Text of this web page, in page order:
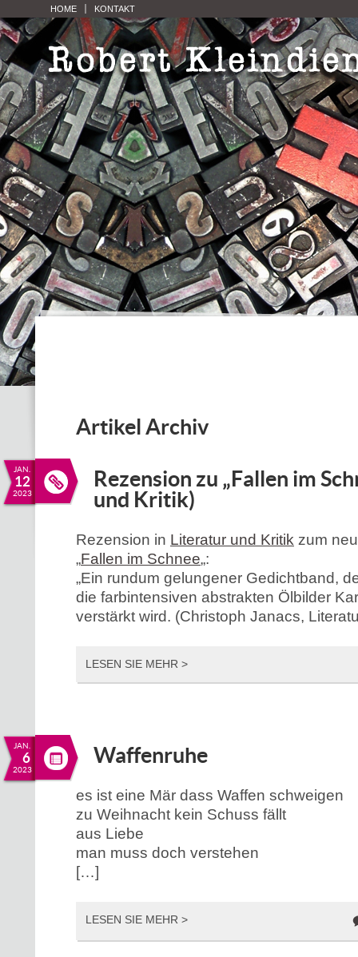
HOME KONTAKT
Artikel Archiv
JAN.
12
2023
Rezension zu „Fallen im
und Kritik)
Rezension in Literatur und Kritik zum
„Fallen im Schnee„:
„Ein rundum gelungener Gedichtband,
die farbintensiven abstrakten Ölbilder
verstärkt wird. (Christoph Janacs,
LESEN SIE MEHR >
JAN.
6
2023
Waffenruhe
es ist eine Mär dass Waffen schweigen
zu Weihnacht kein Schuss fällt
aus Liebe
man muss doch verstehen
[…]
LESEN SIE MEHR >